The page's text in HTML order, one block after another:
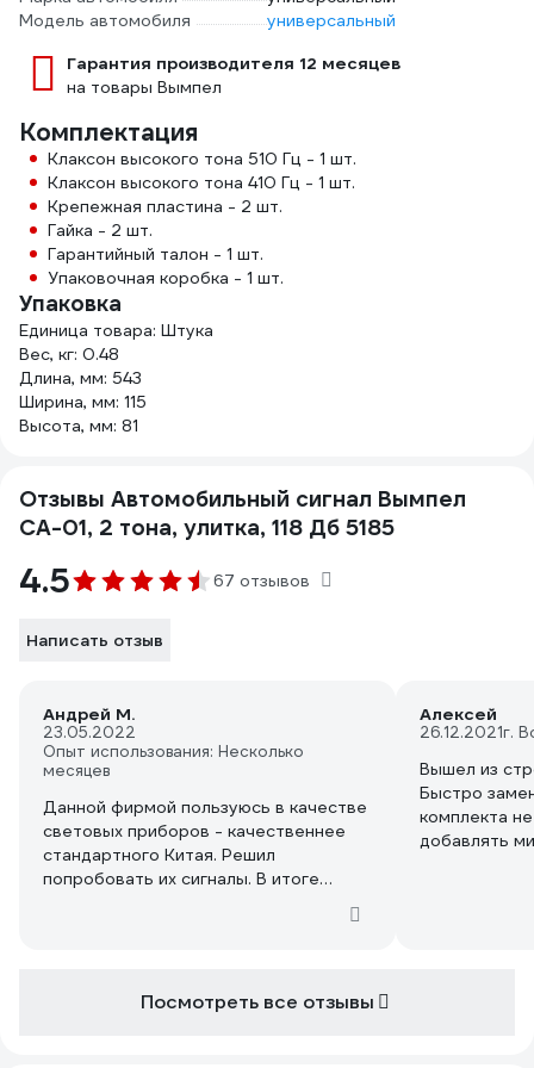
Модель автомобиля
универсальный
Гарантия производителя 12 месяцев
на товары Вымпел
Комплектация
Клаксон высокого тона 510 Гц - 1 шт.
Клаксон высокого тона 410 Гц - 1 шт.
Крепежная пластина - 2 шт.
Гайка - 2 шт.
Гарантийный талон - 1 шт.
Упаковочная коробка - 1 шт.
Упаковка
Единица товара: Штука
Вес, кг: 0.48
Длина, мм: 543
Ширина, мм: 115
Высота, мм: 81
Отзывы Автомобильный сигнал Вымпел
СА-01, 2 тона, улитка, 118 Дб 5185
4.5 67 отзывов
Написать отзыв
Андрей М.
23.05.2022
Опыт использования: Несколько
месяцев
Данной фирмой пользуюсь в качестве
световых приборов - качественнее
стандартного Китая. Решил
попробовать их сигналы. В итоге
доволен как слон. Ракушки 2-х тонов,
"бас" и "писк". В совокупности создают
инструкция, в которой расписано
Алексей
26.12.2021г.
Вышел из
Быстро
комплекта
добавлять
Посмотреть все отзывы